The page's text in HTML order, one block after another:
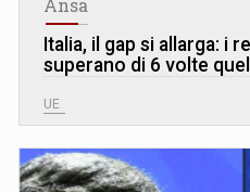
Ansa
Italia, il gap si allarga: i
superano di 6 volte
UE